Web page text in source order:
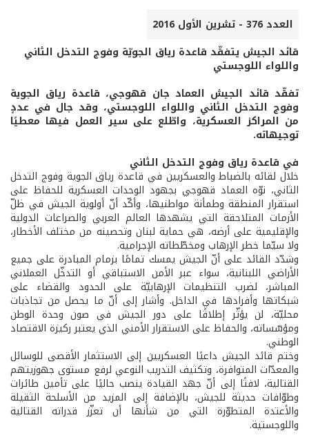
العدد 376 - تشرين الأول 2016
قائد الجيش يتفقّد قاعدة رياق الجويّة وفوج التدخل الثاني
واللواء اللوجستي
تفقّد قائد الجيش العماد جان قهوجي، قاعدة رياق الجوية
وفوج التدخل الثاني واللواء اللوجستي، وقد جال في عددٍ
من المراكز العسكرية، واطّلع على سير العمل فيها معطيًا
توجيهاته.
في قاعدة رياق وفوج التدخل الثاني
خلال لقائه بالضباط والعسكريين في قاعدة رياق الجوية وفوج التدخل
الثاني، نوّه العماد قهوجي بجهود الوحدات العسكرية للحفاظ على
استقرار المنطقة وطمأنة مواطنيها، وأكّد أنّ أولوية الجيش في ظلّ
الأزمات المتلاحقة التي يشهدها العالم العربي والصراعات الدولية
والإقليمية على أرضه، هي حماية لبنان وتحصينه من مختلف الأخطار،
ولا سيّما خطر الإرهاب ومخطّطاته الإجرامية.
وشدّد القائد على أنّ الجيش يمسك تمامًا بزمام المبادرة على جميع
الأراضي اللبنانية، سواء عبر الأمن الاستباقي أو التدخّل العملاني
المباشر، لضرب التنظيمات الإرهابيّة على الحدود والقضاء على
شبكاتها وأفرادها في الداخل. وأشار إلى أنّ ما يحصل من تجاذبات
محليّة، لن يؤثّر إطلاقًا على دور الجيش في صون وحدة الوطن
ومؤسّساته، والحفاظ على الاستقرار الأمني الذي يعتبر ركيزة الاقتصاد
الوطني.
وختم قائد الجيش داعيًا العسكريين إلى الاستثمار الأقصى للوسائل
والمعدّات المتوافرة، وتكثيف التدريب النوعي لرفع مستوى جهوزيتهم
القتالية، لافتًا إلى أنّ جهد القيادة ينصب حاليًا على تأمين طائرات
وطوّافات حديثة للجيش، بالإضافة إلى المزيد من الأسلحة الثقيلة
والأعتدة المتطوّرة التي من شأنها أن تعزّز قدراته القتالية
واللوجستية.